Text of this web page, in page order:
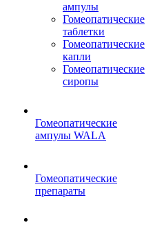
ампулы
Гомеопатические
таблетки
Гомеопатические
капли
Гомеопатические
сиропы
Гомеопатические
ампулы WALA
Гомеопатические
препараты